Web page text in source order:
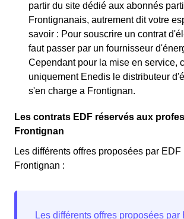
partir du site dédié aux abonnés
Frontignanais, autrement dit votre
savoir : Pour souscrire un contrat
faut passer par un fournisseur
Cependant pour la mise en service,
uniquement Enedis le distributeur
s'en charge a Frontignan.
Les contrats EDF réservés aux
Frontignan
Les différents offres proposées par EDF
Frontignan :